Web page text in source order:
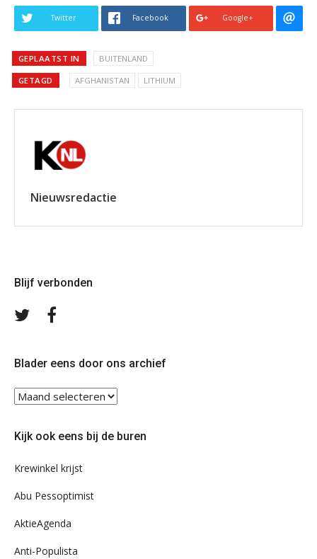
Twitter Facebook Google+
GEPLAATST IN BUITENLAND
GETAGD AFGHANISTAN LITHIUM
Nieuwsredactie
Blijf verbonden
Volg
Blader eens door ons archief
Blader
eens
ons
Kijk ook eens bij de buren
Krewinkel krijst
Abu Pessoptimist
AktieAgenda
Anti-Populista